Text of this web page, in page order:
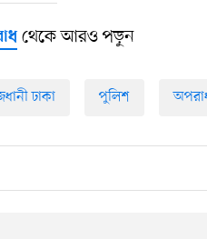
থেকে আরও পড়ুন
ঢাকা পুলিশ